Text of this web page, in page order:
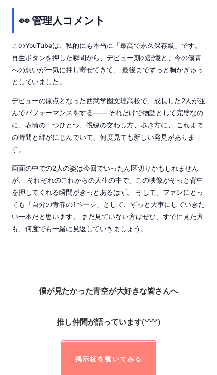
👀 管理人コメント
このYouTubeは、私的にも本当に「最高で永久保存級」です。
再生ボタンを押した瞬間から、デビュー期の記憶と、今の僕青
への想いが一気に押し寄せてきて、 最後までずっと胸がぎゅっ
としていました。
デビューの原点となった西武学園文理高校で、成長した2人が並
んでパフォーマンスをする―― それだけで物語として完璧なの
に、表情の一つひとつ、視線の交わし方、歩き方に、 これまで
の時間と絆がにじんでいて、何度見ても新しい発見がありま
す。
画面の中での2人の姿は今回でいったん区切りかもしれません
が、 それぞれのこれからの人生の中で、この映像がそっと背中
を押してくれる瞬間がきっとあるはず。 そして、ファンにとっ
ても「自分の青春の1ページ」として、ずっと大事にしていきた
い一本だと思います。 まだ見ていない方はぜひ、すでに見た方
も、何度でも一緒に見返していきましょう。
僕が見たかった青空が大好きな皆さんへ
推し仲間が語っています(*^^*)
掲示板を覗いてみる